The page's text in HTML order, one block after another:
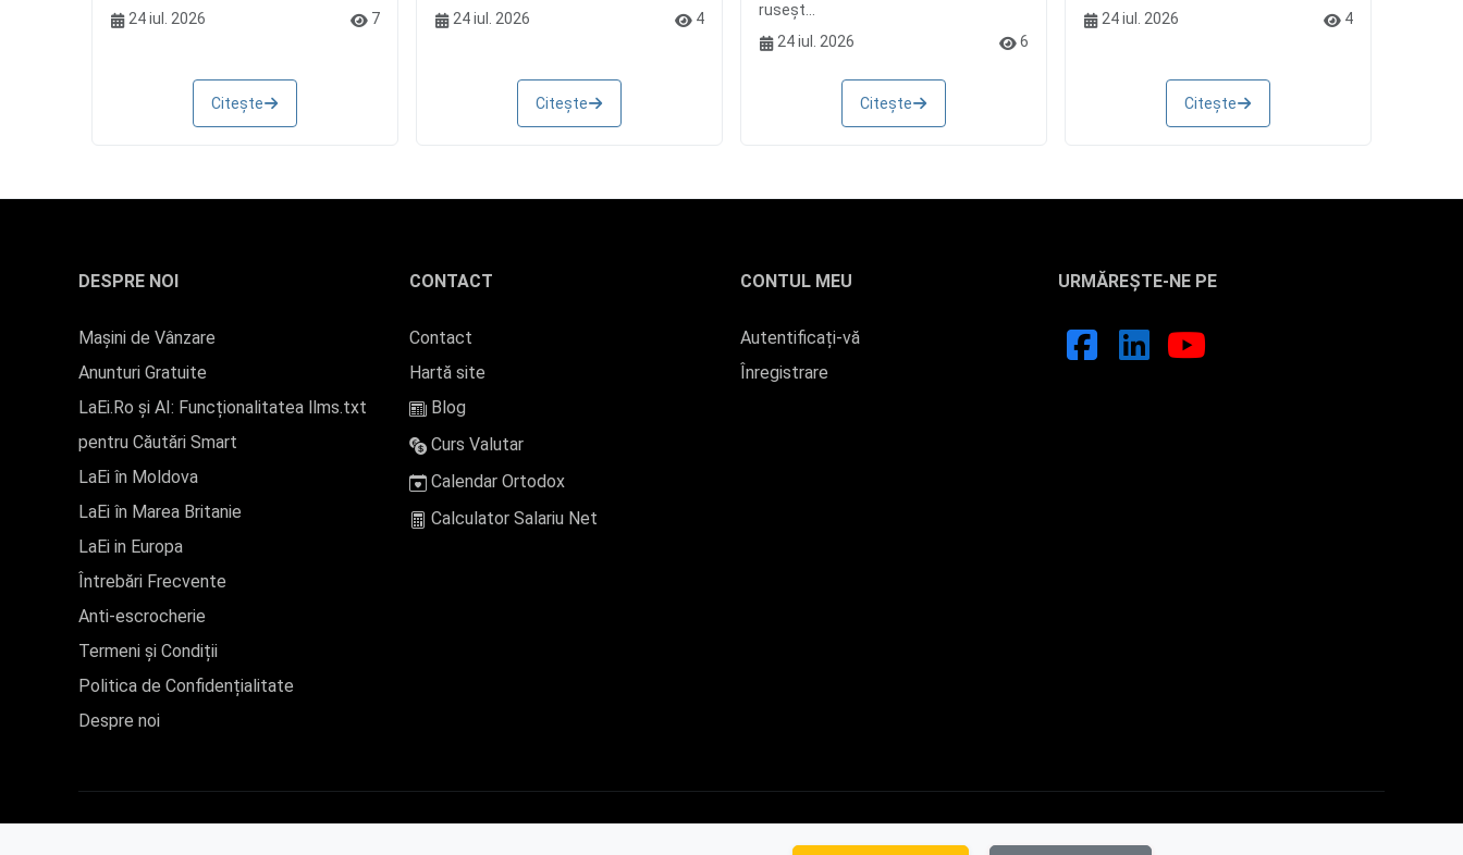
24 iul. 2026
7
Citește
24 iul. 2026
4
Citește
ruseșt...
24 iul. 2026
6
Citește
24 iul. 2026
4
Citește
DESPRE NOI
Mașini de Vânzare
Anunturi Gratuite
LaEi.Ro și AI: Funcționalitatea llms.txt
pentru Căutări Smart
LaEi în Moldova
LaEi în Marea Britanie
LaEi in Europa
Întrebări Frecvente
Anti-escrocherie
Termeni și Condiții
Politica de Confidențialitate
Despre noi
CONTACT
Contact
Hartă site
Blog
Curs Valutar
Calendar Ortodox
Calculator Salariu Net
CONTUL MEU
Autentificați-vă
Înregistrare
URMĂREȘTE-NE PE